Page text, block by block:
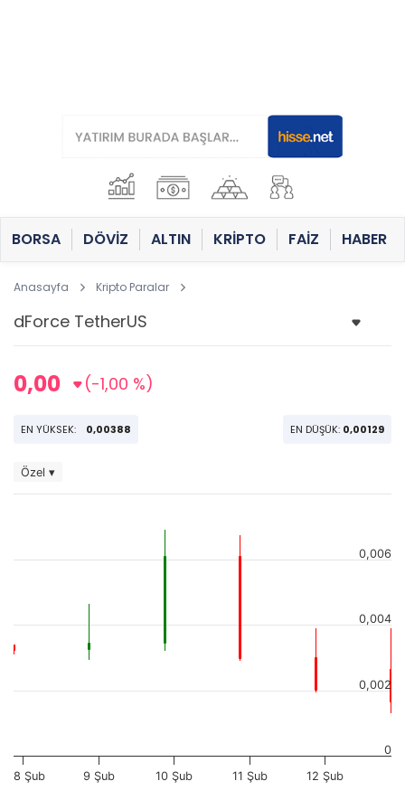
BORSA DÖVİZ ALTIN KRİPTO FAİZ HABER
Anasayfa Kripto Paralar
0,00 (-1,00 %)
EN YÜKSEK: 0,00388 EN DÜŞÜK: 0,00129
Özel ▾
8 Şub 9 Şub 10 Şub 11 Şub 12 Şub
0
0,002
0,004
0,006